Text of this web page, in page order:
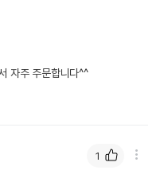
자주 주문합니다^^
1